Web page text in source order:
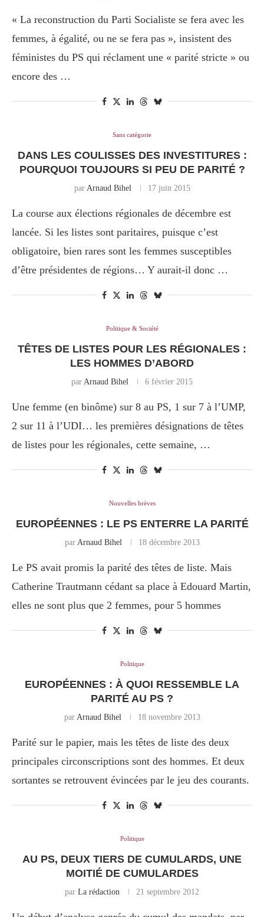
« La reconstruction du Parti Socialiste se fera avec les
femmes, à égalité, ou ne se fera pas », insistent des
féministes du PS qui réclament une « parité stricte » ou
encore des …
Sans catégorie
DANS LES COULISSES DES INVESTITURES :
POURQUOI TOUJOURS SI PEU DE PARITÉ ?
par Arnaud Bihel 17 juin 2015
La course aux élections régionales de décembre est
lancée. Si les listes sont paritaires, puisque c’est
obligatoire, bien rares sont les femmes susceptibles
d’être présidentes de régions… Y aurait-il donc …
Politique & Société
TÊTES DE LISTES POUR LES RÉGIONALES :
LES HOMMES D’ABORD
par Arnaud Bihel 6 février 2015
Une femme (en binôme) sur 8 au PS, 1 sur 7 à l’UMP,
2 sur 11 à l’UDI… les premières désignations de têtes
de listes pour les régionales, cette semaine, …
Nouvelles brèves
EUROPÉENNES : LE PS ENTERRE LA PARITÉ
par Arnaud Bihel 18 décembre 2013
Le PS avait promis la parité des têtes de liste. Mais
Catherine Trautmann cédant sa place à Edouard Martin,
elles ne sont plus que 2 femmes, pour 5 hommes
Politique
EUROPÉENNES : À QUOI RESSEMBLE LA
PARITÉ AU PS ?
par Arnaud Bihel 18 novembre 2013
Parité sur le papier, mais les têtes de liste des deux
principales circonscriptions sont des hommes. Et deux
sortantes se retrouvent évincées par le jeu des courants.
Politique
AU PS, DEUX TIERS DE CUMULARDS, UNE
MOITIÉ DE CUMULARDES
par La rédaction 21 septembre 2012